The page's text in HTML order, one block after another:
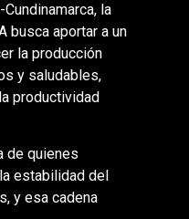
la
busca aportar a un
la producción
y saludables,
productividad
de quienes
estabilidad del
y esa cadena